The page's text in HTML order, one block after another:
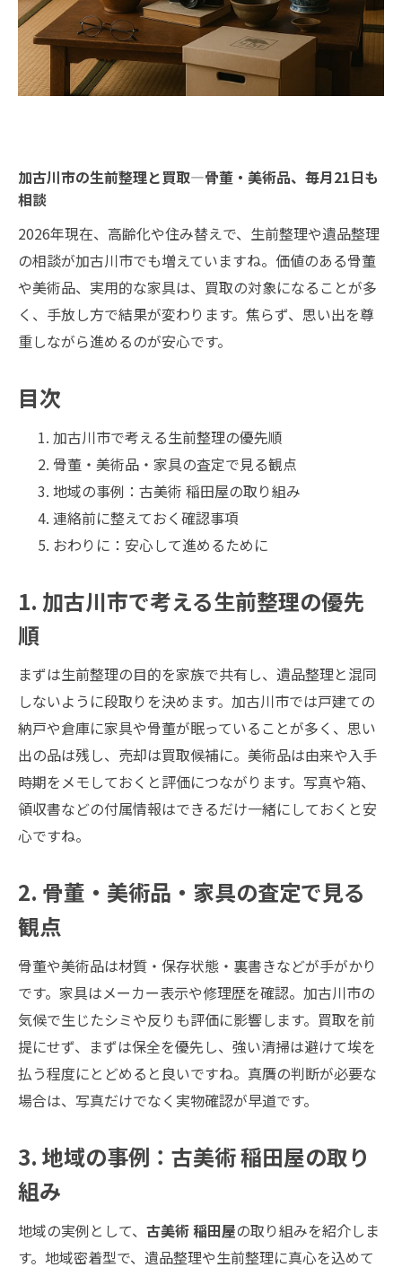
加古川市の生前整理と買取—骨董・美術品、毎月21日も
相談
2026年現在、高齢化や住み替えで、生前整理や遺品整理
の相談が加古川市でも増えていますね。価値のある骨董
や美術品、実用的な家具は、買取の対象になることが多
く、手放し方で結果が変わります。焦らず、思い出を尊
重しながら進めるのが安心です。
目次
加古川市で考える生前整理の優先順
骨董・美術品・家具の査定で見る観点
地域の事例：古美術 稲田屋の取り組み
連絡前に整えておく確認事項
おわりに：安心して進めるために
1. 加古川市で考える生前整理の優先
順
まずは生前整理の目的を家族で共有し、遺品整理と混同
しないように段取りを決めます。加古川市では戸建ての
納戸や倉庫に家具や骨董が眠っていることが多く、思い
出の品は残し、売却は買取候補に。美術品は由来や入手
時期をメモしておくと評価につながります。写真や箱、
領収書などの付属情報はできるだけ一緒にしておくと安
心ですね。
2. 骨董・美術品・家具の査定で見る
観点
骨董や美術品は材質・保存状態・裏書きなどが手がかり
です。家具はメーカー表示や修理歴を確認。加古川市の
気候で生じたシミや反りも評価に影響します。買取を前
提にせず、まずは保全を優先し、強い清掃は避けて埃を
払う程度にとどめると良いですね。真贋の判断が必要な
場合は、写真だけでなく実物確認が早道です。
3. 地域の事例：古美術 稲田屋の取り
組み
地域の実例として、 古美術 稲田屋の取り組みを紹介しま
す。地域密着型で、遺品整理や生前整理に真心を込めて